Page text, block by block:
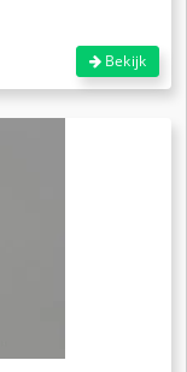
Bekijk